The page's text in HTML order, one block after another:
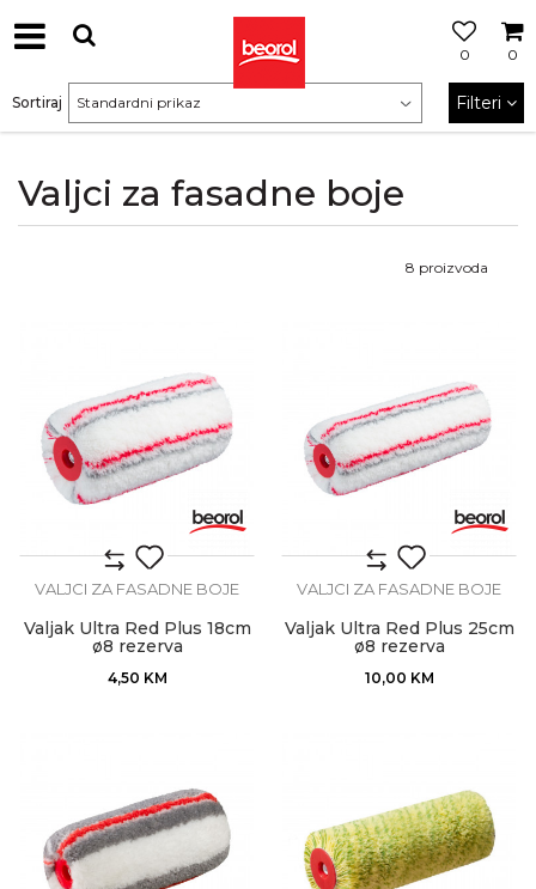
0
0
Valjci za fasadne boje
Sortiraj Filteri
8 proizvoda
VALJCI ZA FASADNE BOJE
Valjak Ultra Red Plus 18cm
ø8 rezerva
4,50 KM
VALJCI ZA FASADNE BOJE
Valjak Ultra Red Plus 25cm
ø8 rezerva
10,00 KM